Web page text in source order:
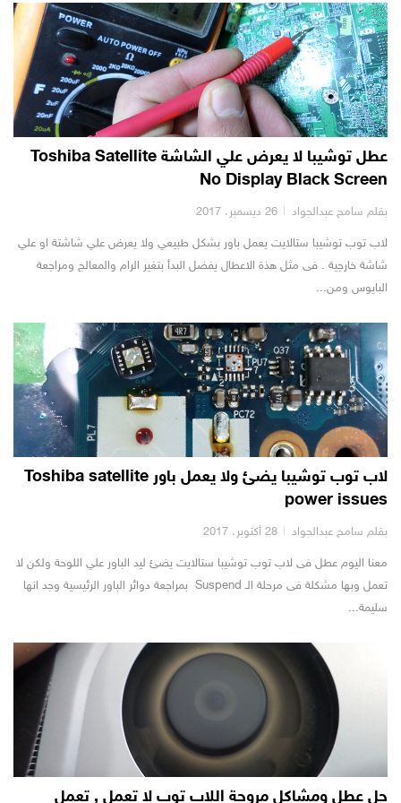
عطل توشيبا لا يعرض علي الشاشة Toshiba Satellite
No Display Black Screen
بقلم سامح عبدالجواد 26 ديسمبر، 2017
لاب توب توشيبا ستالايت يعمل باور بشكل طبيعي ولا يعرض علي شاشتة او علي
شاشة خارجية . فى مثل هذة الاعطال يفضل البدأ بتغير الرام والمعالج ومراجعة
البايوس ومن...
لاب توب توشيبا يضئ ولا يعمل باور Toshiba satellite
power issues
بقلم سامح عبدالجواد 28 أكتوبر، 2017
معنا اليوم عطل فى لاب توب توشيبا ستالايت يضئ ليد الباور علي اللوحة ولكن لا
تعمل وبها مشكلة فى مرحلة الـ Suspend بمراجعة دوائر الباور الرئيسية وجد انها
سليمة...
حل عطل ومشاكل مروحة اللاب توب لا تعمل , تعمل